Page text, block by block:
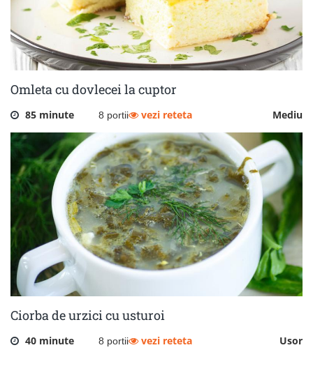
Omleta cu dovlecei la cuptor
85 minute 8 portii Mediu
vezi reteta
Ciorba de urzici cu usturoi
40 minute 8 portii Usor
vezi reteta